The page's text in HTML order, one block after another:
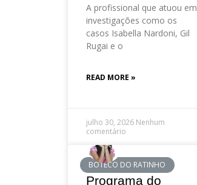
A profissional que atuou em
investigações como os
casos Isabella Nardoni, Gil
Rugai e o
READ MORE »
julho 30, 2026 Nenhum
comentário
BOTECO DO RATINHO
Programa do